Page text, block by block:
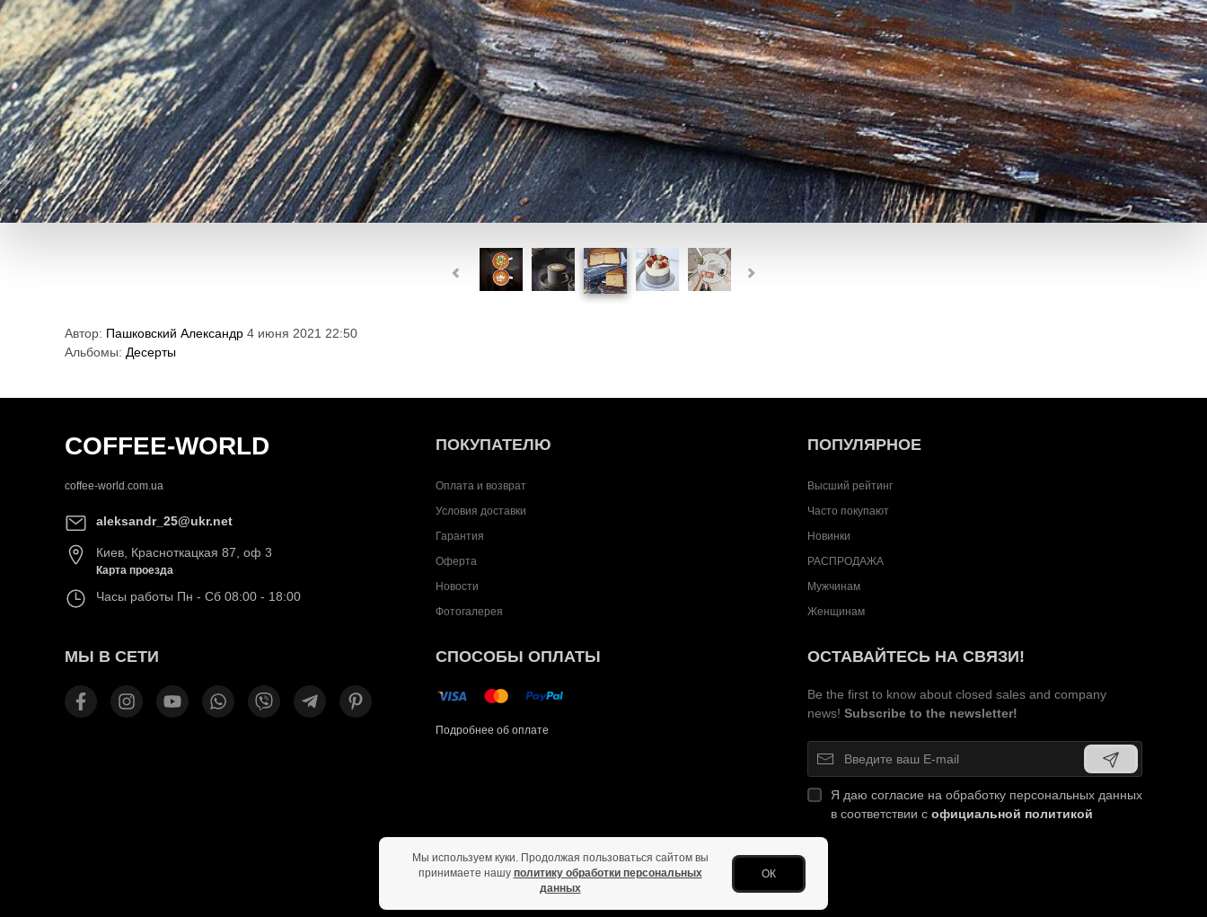
Автор: Пашковский Александр 4 июня 2021 22:50
Альбомы: Десерты
COFFEE-WORLD
coffee-world.com.ua
aleksandr_25@ukr.net
Киев, Красноткацкая 87, оф 3
Карта проезда
Часы работы Пн - Сб 08:00 - 18:00
ПОКУПАТЕЛЮ
Оплата и возврат
Условия доставки
Гарантия
Оферта
Новости
Фотогалерея
ПОПУЛЯРНОЕ
Высший рейтинг
Часто покупают
Новинки
РАСПРОДАЖА
Мужчинам
Женщинам
МЫ В СЕТИ СПОСОБЫ ОПЛАТЫ
Подробнее об оплате
ОСТАВАЙТЕСЬ НА СВЯЗИ!
Be the first to know about closed sales and company
news! Subscribe to the newsletter!
Я даю согласие на обработку персональных данных
в соответствии с официальной политикой
Главная Политика конфиденциальности Оферта Новости Фото
Copyright © 2026 Все права защищены.
Мы используем куки. Продолжая пользоваться сайтом вы
принимаете нашу политику обработки персональных
данных
ОК